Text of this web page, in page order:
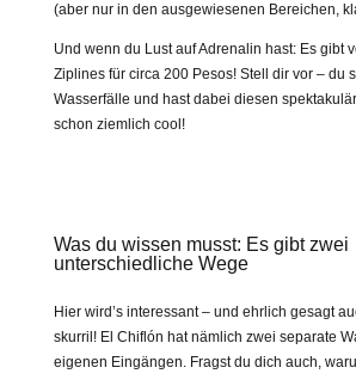
(aber nur in den ausgewiesenen Bereichen,
Und wenn du Lust auf Adrenalin hast: Es gibt
Ziplines für circa 200 Pesos! Stell dir vor – du
Wasserfälle und hast dabei diesen
schon ziemlich cool!
Was du wissen musst: Es gibt zwei
unterschiedliche Wege
Hier wird’s interessant – und ehrlich gesagt
skurril! El Chiflón hat nämlich zwei separate
eigenen Eingängen. Fragst du dich auch,